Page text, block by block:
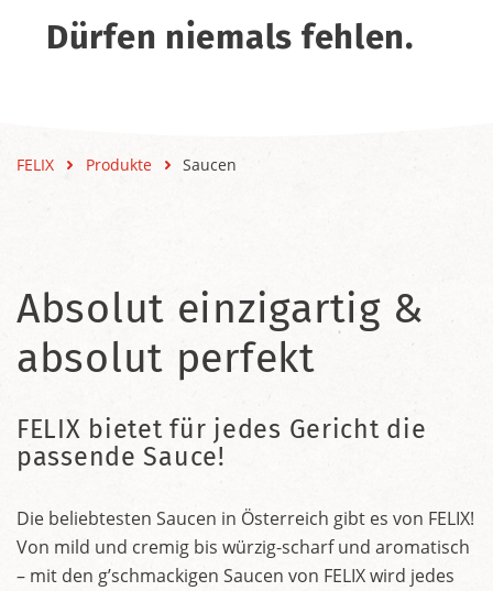
Dürfen niemals fehlen.
FELIX Produkte Saucen
Absolut einzigartig &
absolut perfekt
FELIX bietet für jedes Gericht die
passende Sauce!
Die beliebtesten Saucen in Österreich gibt es von FELIX!
Von mild und cremig bis würzig-scharf und aromatisch
– mit den g’schmackigen Saucen von FELIX wird jedes